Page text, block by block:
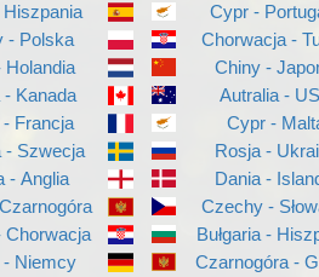
- Polska
Holandia
- Kanada
Francja
- Szwecja
- Anglia
Chorwacja
- Niemcy
Cypr -
Chorwacja -
Chiny -
Autralia -
Cypr -
Rosja -
Dania -
Czechy -
Bułgaria -
Czarnogóra -